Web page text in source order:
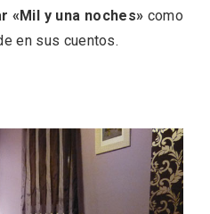
«Mil y una noches» como
en sus cuentos.
a la calle